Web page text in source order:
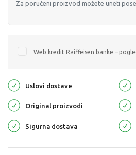
Web kredit Raiffeisen banke –
Uslovi dostave
Original proizvodi
Sigurna dostava